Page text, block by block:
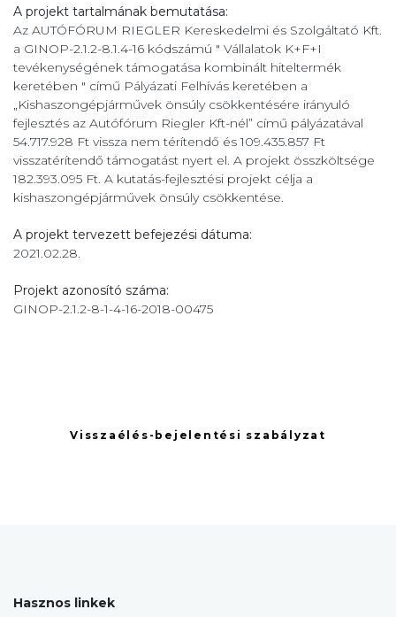
A projekt tartalmának bemutatása:
Az AUTÓFÓRUM RIEGLER Kereskedelmi és Szolgáltató Kft.
a GINOP-2.1.2-8.1.4-16 kódszámú " Vállalatok K+F+I
tevékenységének támogatása kombinált hiteltermék
keretében " című Pályázati Felhívás keretében a
„Kishaszongépjárművek önsúly csökkentésére irányuló
fejlesztés az Autófórum Riegler Kft-nél” című pályázatával
54.717.928 Ft vissza nem térítendő és 109.435.857 Ft
visszatérítendő támogatást nyert el. A projekt összköltsége
182.393.095 Ft. A kutatás-fejlesztési projekt célja a
kishaszongépjárművek önsúly csökkentése.
A projekt tervezett befejezési dátuma:
2021.02.28.
Projekt azonosító száma:
GINOP-2.1.2-8-1-4-16-2018-00475
Visszaélés-bejelentési szabályzat
Hasznos linkek